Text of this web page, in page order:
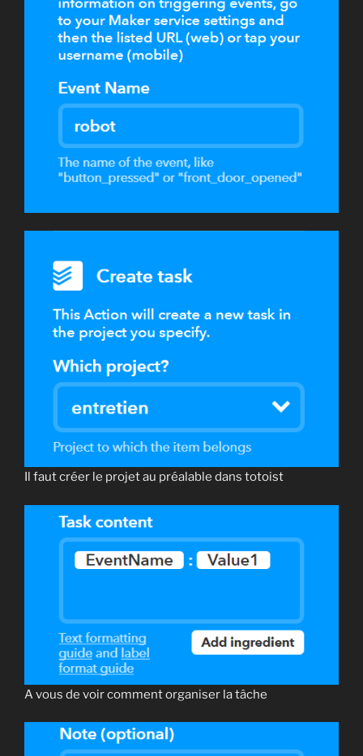
Il faut créer le projet au préalable dans totoist
A vous de voir comment organiser la tâche